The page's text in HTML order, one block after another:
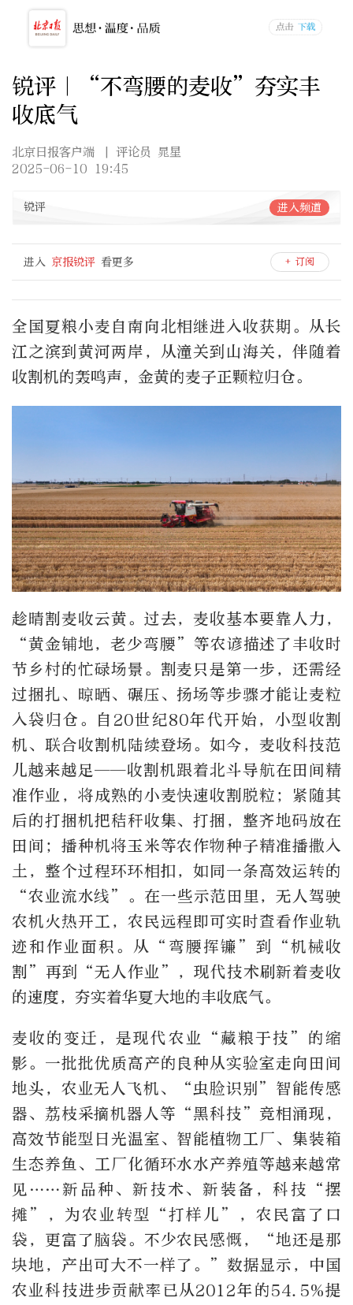
锐评｜“不弯腰的麦收”夯实丰
收底气
北京日报客户端
| 评论员 晁星
2025-06-10 19:45
锐评 进入频道
进入 京报锐评 看更多 + 订阅
全国夏粮小麦自南向北相继进入收获期。从长
江之滨到黄河两岸，从潼关到山海关，伴随着
收割机的轰鸣声，金黄的麦子正颗粒归仓。
趁晴割麦收云黄。过去，麦收基本要靠人力，
“黄金铺地，老少弯腰”等农谚描述了丰收时
节乡村的忙碌场景。割麦只是第一步，还需经
过捆扎、晾晒、碾压、扬场等步骤才能让麦粒
入袋归仓。自20世纪80年代开始，小型收割
机、联合收割机陆续登场。如今，麦收科技范
儿越来越足——收割机跟着北斗导航在田间精
准作业，将成熟的小麦快速收割脱粒；紧随其
后的打捆机把秸秆收集、打捆，整齐地码放在
田间；播种机将玉米等农作物种子精准播撒入
土，整个过程环环相扣，如同一条高效运转的
“农业流水线”。在一些示范田里，无人驾驶
农机火热开工，农民远程即可实时查看作业轨
迹和作业面积。从“弯腰挥镰”到“机械收
割”再到“无人作业”，现代技术刷新着麦收
的速度，夯实着华夏大地的丰收底气。
麦收的变迁，是现代农业“藏粮于技”的缩
影。一批批优质高产的良种从实验室走向田间
地头，农业无人飞机、“虫脸识别”智能传感
器、荔枝采摘机器人等“黑科技”竞相涌现，
高效节能型日光温室、智能植物工厂、集装箱
生态养鱼、工厂化循环水水产养殖等越来越常
见……新品种、新技术、新装备，科技“摆
摊”，为农业转型“打样儿”，农民富了口
袋，更富了脑袋。不少农民感慨，“地还是那
块地，产出可大不一样了。”数据显示，中国
农业科技进步贡献率已从2012年的54.5%提